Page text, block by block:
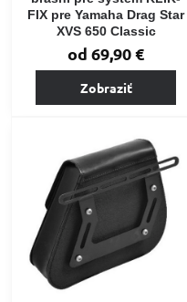
FIX pre Yamaha Drag Star
XVS 650 Classic
od 69,90 €
Zobraziť